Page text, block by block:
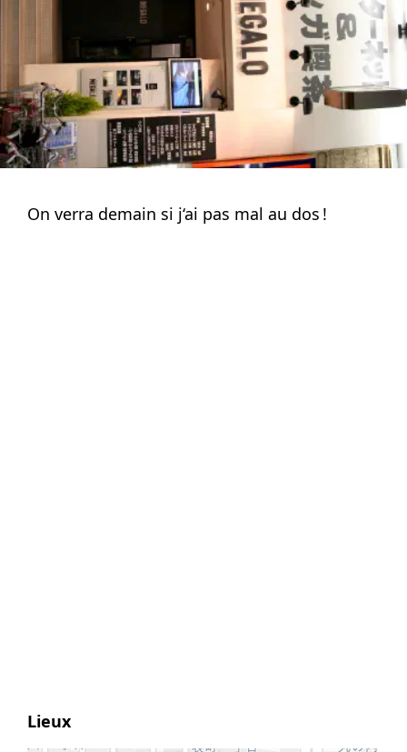
On verra demain si j‘ai pas mal au dos !
Lieux